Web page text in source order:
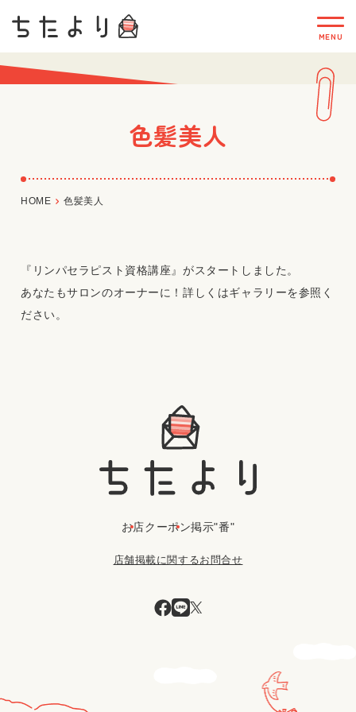
色髪美人
HOME 色髪美人
『リンパセラピスト資格講座』がスタートしました。
あなたもサロンのオーナーに！詳しくはギャラリーを参照く
ださい。
お店クーポン掲示"番"
店舗掲載に関するお問合せ